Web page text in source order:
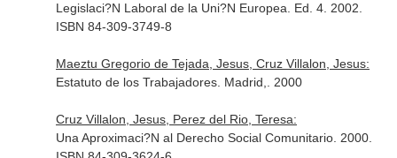
Legislaci?N Laboral de la Uni?N Europea. Ed. 4. 2002.
ISBN 84-309-3749-8
Maeztu Gregorio de Tejada, Jesus, Cruz Villalon, Jesus:
Estatuto de los Trabajadores. Madrid,. 2000
Cruz Villalon, Jesus, Perez del Rio, Teresa:
Una Aproximaci?N al Derecho Social Comunitario. 2000.